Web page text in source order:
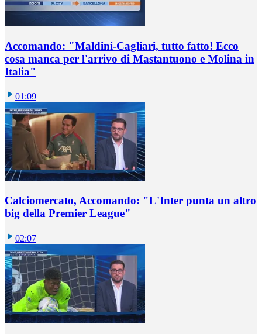
Accomando: "Maldini-Cagliari, tutto fatto! Ecco
cosa manca per l'arrivo di Mastantuono e Molina in
Italia"
01:09
Calciomercato, Accomando: "L'Inter punta un altro
big della Premier League"
02:07